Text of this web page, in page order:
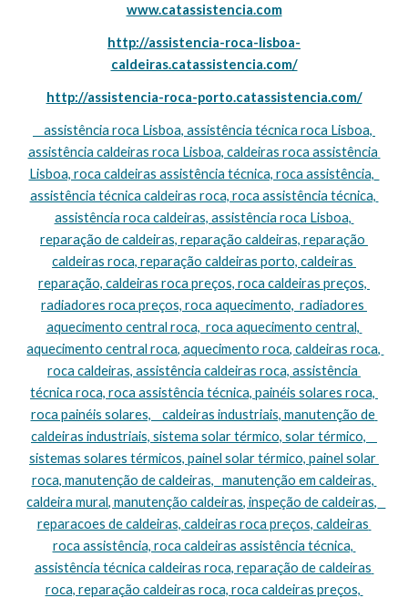
www.catassistencia.com
http://assistencia-roca-lisboa-
caldeiras.catassistencia.com/
http://assistencia-roca-porto.catassistencia.com/
assistência caldeiras roca Lisboa, caldeiras roca assistência
Lisboa, roca caldeiras assistência técnica, roca assistência,
assistência técnica caldeiras roca, roca assistência técnica,
assistência roca caldeiras, assistência roca Lisboa,
reparação de caldeiras, reparação caldeiras, reparação
caldeiras roca, reparação caldeiras porto, caldeiras
reparação, caldeiras roca preços, roca caldeiras preços,
radiadores roca preços, roca aquecimento,  radiadores
aquecimento central roca,  roca aquecimento central,
aquecimento central roca, aquecimento roca, caldeiras roca,
roca caldeiras, assistência caldeiras roca, assistência
técnica roca, roca assistência técnica, painéis solares roca,
roca painéis solares,    caldeiras industriais, manutenção de
caldeiras industriais, sistema solar térmico, solar térmico,
sistemas solares térmicos, painel solar térmico, painel solar
roca, manutenção de caldeiras,   manutenção em caldeiras,
caldeira mural, manutenção caldeiras, inspeção de caldeiras,
reparacoes de caldeiras, caldeiras roca preços, caldeiras
roca assistência, roca caldeiras assistência técnica,
assistência técnica caldeiras roca, reparação de caldeiras
roca, reparação caldeiras roca, roca caldeiras preços,